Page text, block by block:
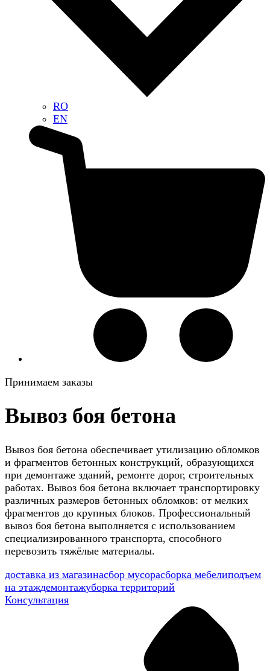
RO
EN
Принимаем заказы
Вывоз боя бетона
Вывоз боя бетона обеспечивает утилизацию обломков
и фрагментов бетонных конструкций, образующихся
при демонтаже зданий, ремонте дорог, строительных
работах. Вывоз боя бетона включает транспортировку
различных размеров бетонных обломков: от мелких
фрагментов до крупных блоков. Профессиональный
вывоз боя бетона выполняется с использованием
специализированного транспорта, способного
перевозить тяжёлые материалы.
доставка из магазинасбор мусорасборка мебелиподъем
на этаждемонтажуборка территорий
Консультация